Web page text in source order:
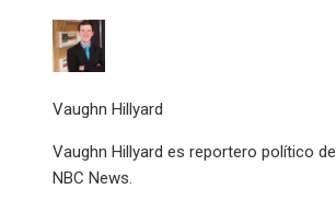
Vaughn Hillyard
Vaughn Hillyard es reportero político de
NBC News.